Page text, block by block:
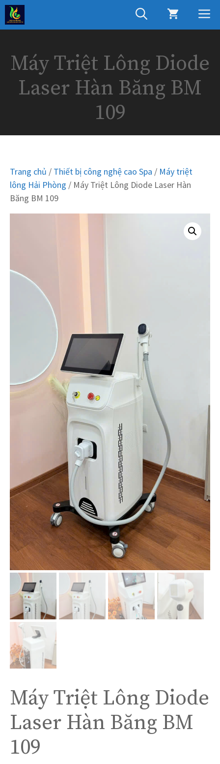
Chuyển
đến
nội
Máy Triệt Lông Diode
Laser Hàn Băng BM
109
Trang chủ / Thiết bị công nghệ cao Spa / Máy triệt
lông Hải Phòng / Máy Triệt Lông Diode Laser Hàn
Băng BM 109
Máy Triệt Lông Diode
Laser Hàn Băng BM
109